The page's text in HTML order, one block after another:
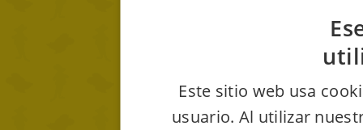
Este sitio web usa
usuario. Al utilizar